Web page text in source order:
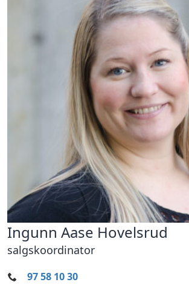
Ingunn Aase Hovelsrud
salgskoordinator
97 58 10 30